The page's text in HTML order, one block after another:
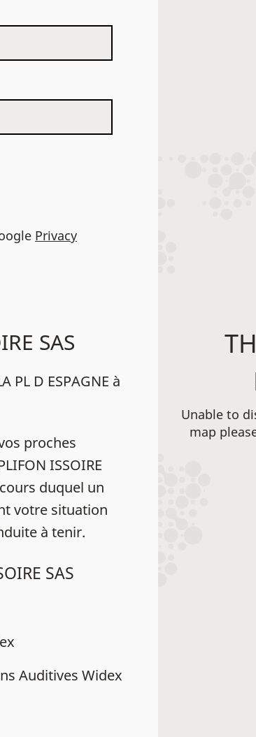
Privacy
SAS
PL D ESPAGNE à
proches
ISSOIRE
duquel un
votre situation
à tenir.
SAS
Auditives Widex
Unable to
map